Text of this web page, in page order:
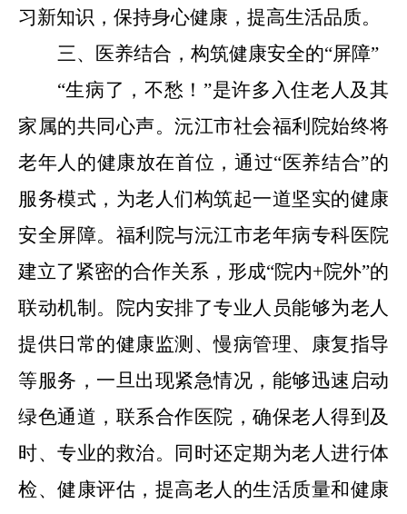
习新知识，保持身心健康，提高生活品质。
三、医养结合，构筑健康安全的“屏障”
“生病了，不愁！ ”是许多入住老人及其
家属的共同心声。沅江市社会福利院始终将
老年人的健康放在首位，通过“医养结合”的
服务模式，为老人们构筑起一道坚实的健康
安全屏障。福利院与沅江市老年病专科医院
建立了紧密的合作关系，形成“院内+院外”的
联动机制。院内安排了专业人员能够为老人
提供日常的健康监测、慢病管理、康复指导
等服务 ， 一旦出现紧急情况，能够迅速启动
绿色通道，联系合作医院，确保老人得到及
时、专业的救治。
同时还定期为老人进行体
检、健康评估，提高老人的生活质量和健康